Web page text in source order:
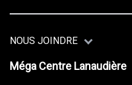
NOUS JOINDRE
Méga Centre Lanaudière